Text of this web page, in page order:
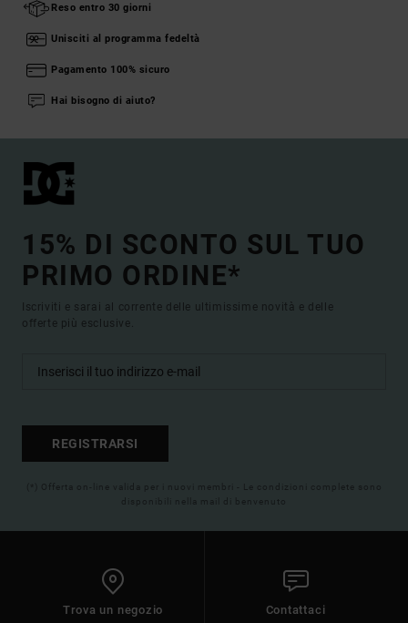
Reso entro 30 giorni
Unisciti al programma fedeltà
Pagamento 100% sicuro
Hai bisogno di aiuto?
15% DI SCONTO SUL TUO
PRIMO ORDINE*
Iscriviti e sarai al corrente delle ultimissime novità e delle
offerte più esclusive.
REGISTRARSI
(*) Offerta on-line valida per i nuovi membri - Le condizioni complete sono
disponibili nella mail di benvenuto
Trova un negozio Contattaci